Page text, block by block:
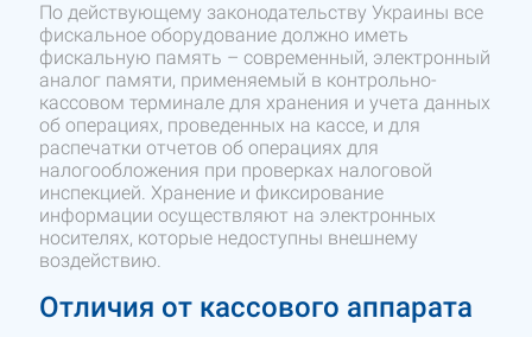
По действующему законодательству Украины все
фискальное оборудование должно иметь
фискальную память – современный, электронный
аналог памяти, применяемый в контрольно-
кассовом терминале для хранения и учета данных
об операциях, проведенных на кассе, и для
распечатки отчетов об операциях для
налогообложения при проверках налоговой
инспекцией. Хранение и фиксирование
информации осуществляют на электронных
носителях, которые недоступны внешнему
воздействию.
Отличия от кассового аппарата